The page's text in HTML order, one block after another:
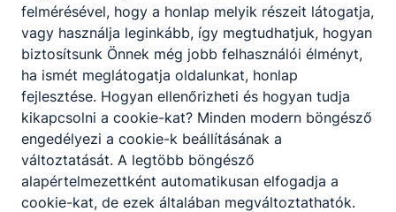
CISCO netacad
Partnereink
felmérésével, hogy a honlap melyik részeit látogatja,
vagy használja leginkább, így megtudhatjuk, hogyan
biztosítsunk Önnek még jobb felhasználói élményt,
ha ismét meglátogatja oldalunkat, honlap
fejlesztése. Hogyan ellenőrizheti és hogyan tudja
kikapcsolni a cookie-kat? Minden modern böngésző
engedélyezi a cookie-k beállításának a
változtatását. A legtöbb böngésző
alapértelmezettként automatikusan elfogadja a
cookie-kat, de ezek általában megváltoztathatók.